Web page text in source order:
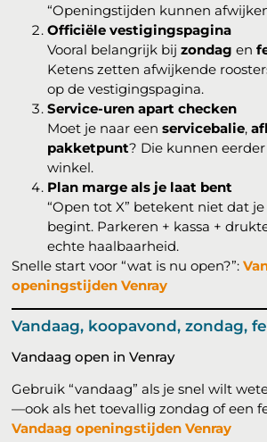
“Openingstijden kunnen
Officiële vestigingspagina
Vooral belangrijk bijzondag en
Ketens zetten afwijkende
op de vestigingspagina.
Service-uren apart checken
Moet je naar eenservicebalie,
pakketpunt? Die kunnen
winkel.
Plan marge als je laat bent
“Open tot X” betekent niet dat
begint. Parkeren + kassa +
echte haalbaarheid.
Snelle start voor “wat is nu open?”:
openingstijden Venray
Vandaag, koopavond, zondag,
Vandaag open in Venray
Gebruik “vandaag” als je snel wilt
—ook als het toevallig zondag of een
Vandaag openingstijden Venray